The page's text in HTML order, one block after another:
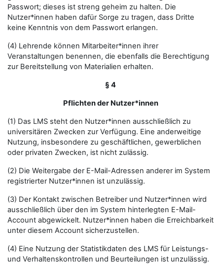
Passwort; dieses ist streng geheim zu halten. Die
Nutzer*innen haben dafür Sorge zu tragen, dass Dritte
keine Kenntnis von dem Passwort erlangen.
(4) Lehrende können Mitarbeiter*innen ihrer
Veranstaltungen benennen, die ebenfalls die Berechtigung
zur Bereitstellung von Materialien erhalten.
§ 4
Pflichten der Nutzer*innen
(1) Das LMS steht den Nutzer*innen ausschließlich zu
universitären Zwecken zur Verfügung. Eine anderweitige
Nutzung, insbesondere zu geschäftlichen, gewerblichen
oder privaten Zwecken, ist nicht zulässig.
(2) Die Weitergabe der E-Mail-Adressen anderer im System
registrierter Nutzer*innen ist unzulässig.
(3) Der Kontakt zwischen Betreiber und Nutzer*innen wird
ausschließlich über den im System hinterlegten E-Mail-
Account abgewickelt. Nutzer*innen haben die Erreichbarkeit
unter diesem Account sicherzustellen.
(4) Eine Nutzung der Statistikdaten des LMS für Leistungs-
und Verhaltenskontrollen und Beurteilungen ist unzulässig.